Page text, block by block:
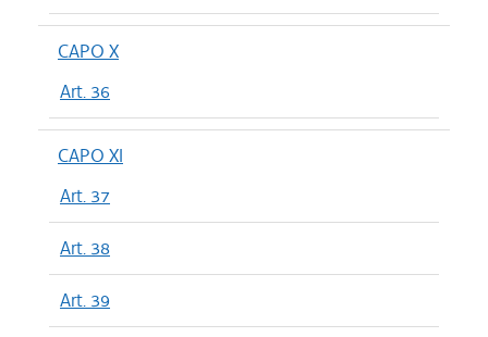
CAPO X
Art. 36
CAPO XI
Art. 37
Art. 38
Art. 39